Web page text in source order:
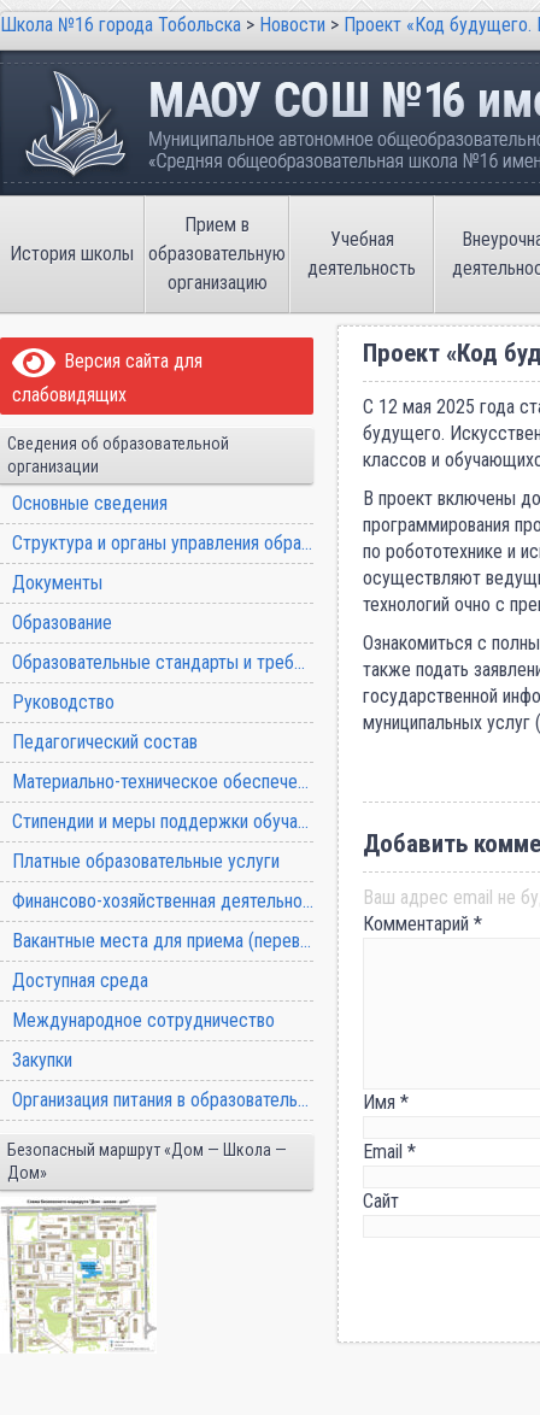
Школа №16 города Тобольска > Новости > Проект «Код будущего.
Школа №16 города Тобольска
Муниципальное автономное
имени В.П. Неймышева
История школы
Прием в
образовательную
организацию
Учебная
деятельность
Версия сайта для
слабовидящих
Сведения об образовательной
организации
Основные сведения
Структура и органы управления образовательной организацией
Документы
Образование
Образовательные стандарты и требования
Руководство
Педагогический состав
Материально-техническое обеспечение и оснащенность образовательного процесса
Стипендии и меры поддержки обучающихся
Платные образовательные услуги
Финансово-хозяйственная деятельность
Вакантные места для приема (перевода) обучающихся
Доступная среда
Международное сотрудничество
Закупки
Организация питания в образовательной организации
Безопасный маршрут «Дом — Школа —
Дом»
Проект «Код
С 12 мая 2025 года
будущего.
классов и
В проект включены
программирования
по робототехнике и
осуществляют
технологий очно с
Ознакомиться с
также подать
государственной
муниципальных
Добавить
Ваш адрес email не
Комментарий *
Имя *
Email *
Сайт